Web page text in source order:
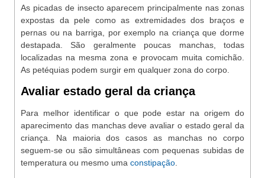
As picadas de insecto aparecem principalmente nas zonas
expostas da pele como as extremidades dos braços e
pernas ou na barriga, por exemplo na criança que dorme
destapada. São geralmente poucas manchas, todas
localizadas na mesma zona e provocam muita comichão.
As petéquias podem surgir em qualquer zona do corpo.
Avaliar estado geral da criança
Para melhor identificar o que pode estar na origem do
aparecimento das manchas deve avaliar o estado geral da
criança. Na maioria dos casos as manchas no corpo
seguem-se ou são simultâneas com pequenas subidas de
temperatura ou mesmo uma constipação